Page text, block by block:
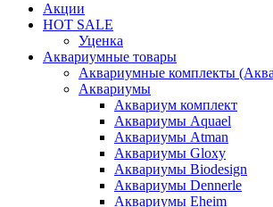
Акции
HOT SALE
Уценка
Аквариумные товары
Аквариумные комплекты
Аквариумы
Аквариум комплект
Аквариумы Aquael
Аквариумы Atman
Аквариумы Gloxy
Аквариумы Biodesign
Аквариумы Dennerle
Аквариумы Eheim